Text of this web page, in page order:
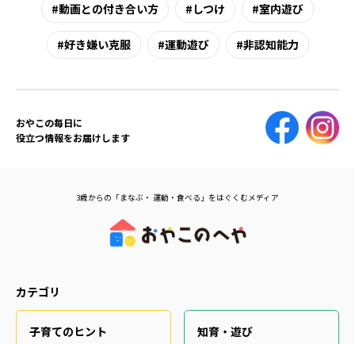
動画との付き合い方 しつけ 室内遊び
好き嫌い克服 運動遊び 非認知能力
おやこの毎日に
役立つ情報をお届けします
3歳からの「まなぶ・ 運動・食べる」をはぐくむメディア
カテゴリ
子育てのヒント 知育・遊び